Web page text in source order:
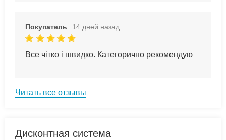
Покупатель 14 дней назад
Все чітко і швидко. Категорично рекомендую
Читать все отзывы
Дисконтная система